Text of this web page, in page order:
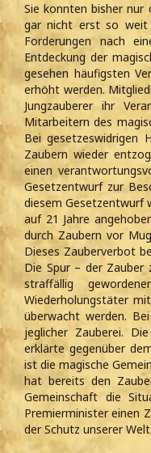
Sie konnten bisher nur
gar nicht erst so weit
Forderungen nach
Entdeckung der
gesehen häufigsten
erhöht werden.
Jungzauberer ihr
Mitarbeitern des
Bei gesetzeswidrigen
Zaubern wieder
einen
Gesetzentwurf zur
diesem Gesetzentwurf
auf 21 Jahre
durch Zaubern vor
Dieses Zauberverbot
Die Spur – der
straffällig
Wiederholungstäter
überwacht werden.
jeglicher Zauberei.
erklärte gegenüber
ist die magische
hat bereits den
Gemeinschaft die
Premierminister einen
der Schutz unserer